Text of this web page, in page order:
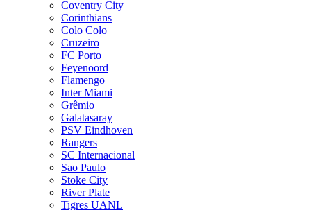
Coventry City
Corinthians
Colo Colo
Cruzeiro
FC Porto
Feyenoord
Flamengo
Inter Miami
Grêmio
Galatasaray
PSV Eindhoven
Rangers
SC Internacional
Sao Paulo
Stoke City
River Plate
Tigres UANL